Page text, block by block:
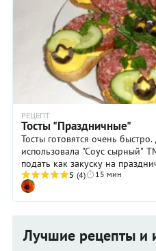
РЕЦЕПТ
Тосты "Праздничные"
Тосты готовятся очень
использовала "Соус сырный"
подать как закуску на
перекуса.
5 (4) 15 мин
Лучшие рецепты и